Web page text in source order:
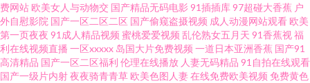
黄色小视频入口 色欧美影网站 亚洲精品国产区 第一福利视频91 91色情主站
激情福利社 婷婷丁香一区二区亚洲 91国内在线播放 福利导航 欧美变态另类
费网站 欧美女人与动物交 国产精品无码电影 91插插库97超碰大香蕉 户
外自慰影院 国产一区二区二区 国产偷窥盗摄视频 成人动漫网站观看 欧美
第一页夜夜 91成人精品视频 蜜桃爱爱视频 乱伦熟女五月天 91香蕉视福
利在线视频直播 一区xxxxx 岛国大片免费视频 一道日本亚洲香蕉 国产91
高清精品 国产一区二区福利 伦理在线播放 人妻无码精品 91自拍在线观看
国产一级片内射夜夜骑青青草 欧美色图人妻在线免费欧美视频 免费黄色